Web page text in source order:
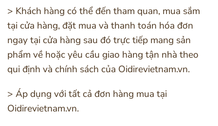
> Khách hàng có thể đến tham quan, mua sắm
tại cửa hàng, đặt mua và thanh toán hóa đơn
ngay tại cửa hàng sau đó trực tiếp mang sản
phẩm về hoặc yêu cầu giao hàng tận nhà theo
qui định và chính sách của Oidirevietnam.vn.
> Áp dụng với tất cả đơn hàng mua tại
Oidirevietnam.vn.